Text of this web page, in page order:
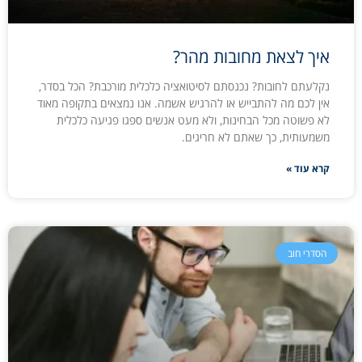
איך לצאת מחובות מהר?
נקלעתם לחובות? נכנסתם לסיטואציה כלכלית מורכבת? הכל בסדר,
אין לכם מה להתבייש או להרגיש אשמה. אנו נמצאים בתקופה מאוד
לא פשוטה מכל הבחינות, ולא מעט אנשים ספגו פגיעה כלכלית
משמעותית, כך שאתם לא חריגים.
קרא עוד »
הסדרי חוב